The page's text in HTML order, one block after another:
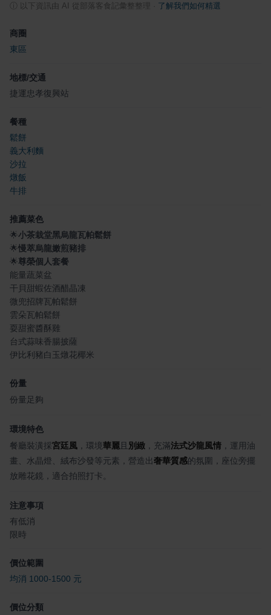
以下資訊由 AI 從部落客食記彙整整理 了解我們如何精選
商圈
東區
地標/交通
捷運忠孝復興站
餐種
鬆餅
義大利麵
沙拉
燉飯
牛排
推薦菜色
🌟小茶栽堂黑烏龍瓦帕鬆餅
🌟慢萃烏龍嫩煎豬排
🌟尊榮個人套餐
能量蔬菜盆
干貝甜蝦佐酒醋晶凍
微兜招牌瓦帕鬆餅
雲朵瓦帕鬆餅
耍甜蜜醬酥雞
台式蒜味香腸披薩
伊比利豬白玉燉花椰米
份量
份量足夠
環境特色
餐廳裝潢採宮廷風 ，環境華麗 且 別緻 ，充滿法式沙龍風情 ，運用油
畫、水晶燈、絨布沙發等元素，營造出奢華質感的氛圍，座位旁擺
放雕花鏡，適合拍照打卡。
注意事項
有低消
限時
價位範圍
均消 1000-1500 元
價位分類